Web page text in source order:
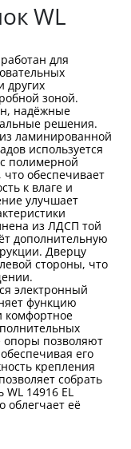
WL
для
других
зоной.
надёжные
решения.
ламинированной
используется
полимерной
обеспечивает
к влаге и
улучшает
из ЛДСП той
дополнительную
Дверцу
стороны, что
электронный
функцию
комфортное
опоры позволяют
его
крепления
собрать
14916 EL
облегчает её